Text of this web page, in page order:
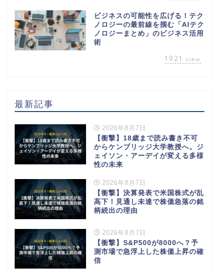
5
ビジネスの可能性を広げる！テク
ノロジーの最前線を掴む「AIテク
ノロジーまとめ」のビジネス活用
術
1921 view
最新記事
2026年8月7日
【衝撃】18歳まで読み書き不可
からケンブリッジ大学教授へ。ジ
ェイソン・アーデイが変える多様
性の未来
2026年8月7日
【衝撃】決算発表で米国株式が乱
高下！見通し未達で株価急落の銘
柄続出の理由
2026年8月7日
【衝撃】S&P500が8000へ？予
測市場で急浮上した株価上昇の確
信